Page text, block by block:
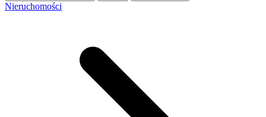
Nieruchomości